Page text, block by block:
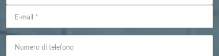
E-mail *
Numero di telefono